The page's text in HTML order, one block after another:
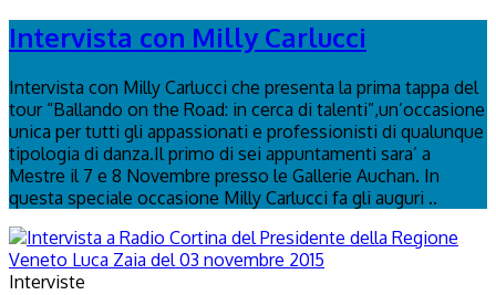
Intervista con Milly Carlucci
Intervista con Milly Carlucci che presenta la prima tappa del
tour “Ballando on the Road: in cerca di talenti”,un’occasione
unica per tutti gli appassionati e professionisti di qualunque
tipologia di danza.Il primo di sei appuntamenti sara’ a
Mestre il 7 e 8 Novembre presso le Gallerie Auchan. In
questa speciale occasione Milly Carlucci fa gli auguri ..
Interviste